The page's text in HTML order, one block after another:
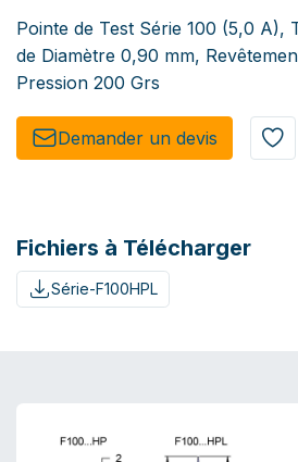
Pointe de Test Série 100 (5,0 A),
de Diamètre 0,90 mm,
Pression 200 Grs
Demander un de​​vis​​
Fichiers à Télécharger
Série-F100HPL